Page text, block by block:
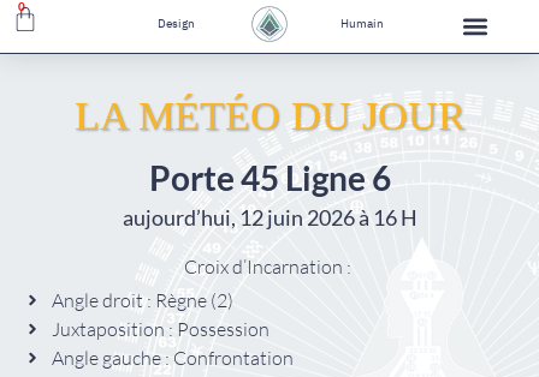
0
Design Humain
LA MÉTÉO DU JOUR
Porte 45 Ligne 6
aujourd’hui, 12 juin 2026 à 16 H
Croix d’Incarnation :
Angle droit : Règne (2)
Juxtaposition : Possession
Angle gauche : Confrontation